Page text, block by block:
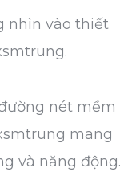
nhìn vào thiết
nét mềm
mang
và năng động.